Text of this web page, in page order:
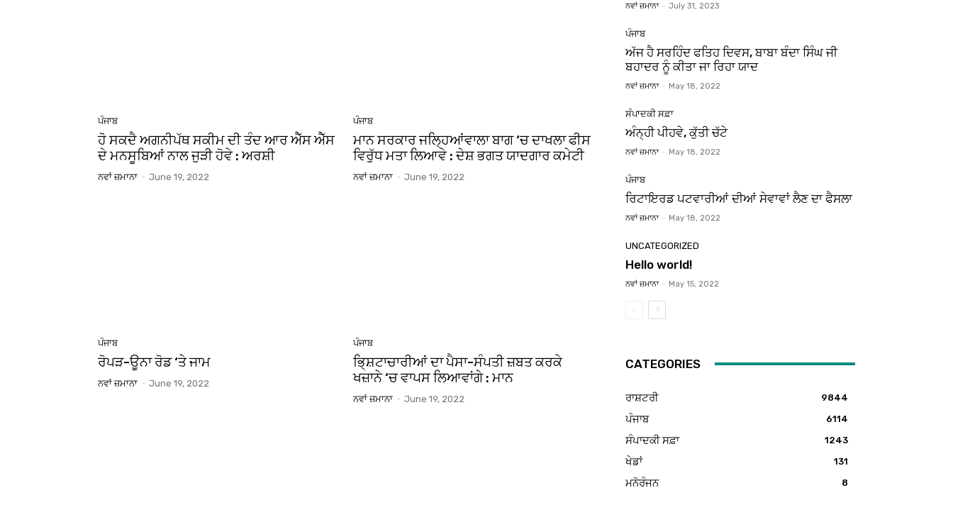
ਪੰਜਾਬ
ਹੋ ਸਕਦੈ ਅਗਨੀਪੱਥ ਸਕੀਮ ਦੀ ਤੰਦ ਆਰ ਐੱਸ ਐੱਸ
ਦੇ ਮਨਸੂਬਿਆਂ ਨਾਲ ਜੁੜੀ ਹੋਵੇ : ਅਰਸ਼ੀ
ਨਵਾਂ ਜ਼ਮਾਨਾ - June 19, 2022
ਪੰਜਾਬ
ਮਾਨ ਸਰਕਾਰ ਜਲਿ੍ਹਆਂਵਾਲਾ ਬਾਗ ‘ਚ ਦਾਖਲਾ ਫੀਸ
ਵਿਰੁੱਧ ਮਤਾ ਲਿਆਵੇ : ਦੇਸ਼ ਭਗਤ ਯਾਦਗਾਰ ਕਮੇਟੀ
ਨਵਾਂ ਜ਼ਮਾਨਾ - June 19, 2022
ਪੰਜਾਬ
ਰੋਪੜ-ਊਨਾ ਰੋਡ ‘ਤੇ ਜਾਮ
ਨਵਾਂ ਜ਼ਮਾਨਾ - June 19, 2022
ਪੰਜਾਬ
ਭਿ੍ਸ਼ਟਾਚਾਰੀਆਂ ਦਾ ਪੈਸਾ-ਸੰਪਤੀ ਜ਼ਬਤ ਕਰਕੇ
ਖਜ਼ਾਨੇ ‘ਚ ਵਾਪਸ ਲਿਆਵਾਂਗੇ : ਮਾਨ
ਨਵਾਂ ਜ਼ਮਾਨਾ - June 19, 2022
ਨਵਾਂ ਜ਼ਮਾਨਾ - July 31, 2023
ਪੰਜਾਬ
ਅੱਜ ਹੈ ਸਰਹਿੰਦ ਫਤਿਹ ਦਿਵਸ, ਬਾਬਾ ਬੰਦਾ ਸਿੰਘ ਜੀ
ਬਹਾਦਰ ਨੂੰ ਕੀਤਾ ਜਾ ਰਿਹਾ ਯਾਦ
ਨਵਾਂ ਜ਼ਮਾਨਾ - May 18, 2022
ਸੰਪਾਦਕੀ ਸਫ਼ਾ
ਅੰਨ੍ਹੀ ਪੀਹਵੇ, ਕੁੱਤੀ ਚੱਟੇ
ਨਵਾਂ ਜ਼ਮਾਨਾ - May 18, 2022
ਪੰਜਾਬ
ਰਿਟਾਇਰਡ ਪਟਵਾਰੀਆਂ ਦੀਆਂ ਸੇਵਾਵਾਂ ਲੈਣ ਦਾ ਫੈਸਲਾ
ਨਵਾਂ ਜ਼ਮਾਨਾ - May 18, 2022
UNCATEGORIZED
Hello world!
ਨਵਾਂ ਜ਼ਮਾਨਾ - May 15, 2022
CATEGORIES
ਰਾਸ਼ਟਰੀ 9844
ਪੰਜਾਬ 6114
ਸੰਪਾਦਕੀ ਸਫ਼ਾ 1243
ਖੇਡਾਂ 131
ਮਨੋਰੰਜਨ 8